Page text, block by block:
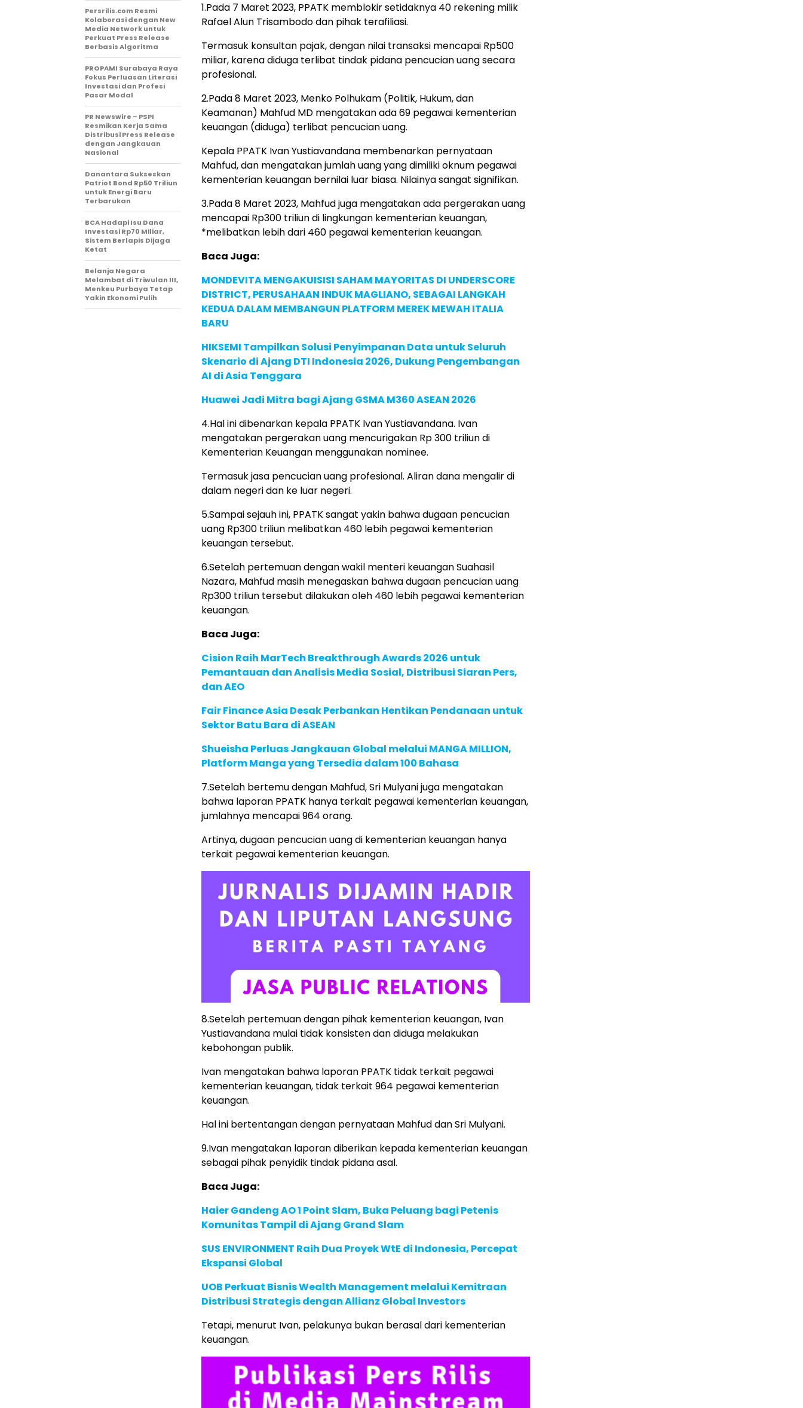
1.Pada 7 Maret 2023, PPATK memblokir setidaknya 40 rekening milik
Rafael Alun Trisambodo dan pihak terafiliasi.
Termasuk konsultan pajak, dengan nilai transaksi mencapai Rp500
miliar, karena diduga terlibat tindak pidana pencucian uang secara
profesional.
2.Pada 8 Maret 2023, Menko Polhukam (Politik, Hukum, dan
Keamanan) Mahfud MD mengatakan ada 69 pegawai kementerian
keuangan (diduga) terlibat pencucian uang.
Kepala PPATK Ivan Yustiavandana membenarkan pernyataan
Mahfud, dan mengatakan jumlah uang yang dimiliki oknum pegawai
kementerian keuangan bernilai luar biasa. Nilainya sangat signifikan.
3.Pada 8 Maret 2023, Mahfud juga mengatakan ada pergerakan uang
mencapai Rp300 triliun di lingkungan kementerian keuangan,
*melibatkan lebih dari 460 pegawai kementerian keuangan.
Baca Juga:
MONDEVITA MENGAKUISISI SAHAM MAYORITAS DI UNDERSCORE
DISTRICT, PERUSAHAAN INDUK MAGLIANO, SEBAGAI LANGKAH
KEDUA DALAM MEMBANGUN PLATFORM MEREK MEWAH ITALIA
BARU
HIKSEMI Tampilkan Solusi Penyimpanan Data untuk Seluruh
Skenario di Ajang DTI Indonesia 2026, Dukung Pengembangan
AI di Asia Tenggara
Huawei Jadi Mitra bagi Ajang GSMA M360 ASEAN 2026
4.Hal ini dibenarkan kepala PPATK Ivan Yustiavandana. Ivan
mengatakan pergerakan uang mencurigakan Rp 300 triliun di
Kementerian Keuangan menggunakan nominee.
Termasuk jasa pencucian uang profesional. Aliran dana mengalir di
dalam negeri dan ke luar negeri.
5.Sampai sejauh ini, PPATK sangat yakin bahwa dugaan pencucian
uang Rp300 triliun melibatkan 460 lebih pegawai kementerian
keuangan tersebut.
6.Setelah pertemuan dengan wakil menteri keuangan Suahasil
Nazara, Mahfud masih menegaskan bahwa dugaan pencucian uang
Rp300 triliun tersebut dilakukan oleh 460 lebih pegawai kementerian
keuangan.
Baca Juga:
Cision Raih MarTech Breakthrough Awards 2026 untuk
Pemantauan dan Analisis Media Sosial, Distribusi Siaran Pers,
dan AEO
Fair Finance Asia Desak Perbankan Hentikan Pendanaan untuk
Sektor Batu Bara di ASEAN
Shueisha Perluas Jangkauan Global melalui MANGA MILLION,
Platform Manga yang Tersedia dalam 100 Bahasa
7.Setelah bertemu dengan Mahfud, Sri Mulyani juga mengatakan
bahwa laporan PPATK hanya terkait pegawai kementerian keuangan,
jumlahnya mencapai 964 orang.
Artinya, dugaan pencucian uang di kementerian keuangan hanya
terkait pegawai kementerian keuangan.
8.Setelah pertemuan dengan pihak kementerian keuangan, Ivan
Yustiavandana mulai tidak konsisten dan diduga melakukan
kebohongan publik.
Ivan mengatakan bahwa laporan PPATK tidak terkait pegawai
kementerian keuangan, tidak terkait 964 pegawai kementerian
keuangan.
Hal ini bertentangan dengan pernyataan Mahfud dan Sri Mulyani.
9.Ivan mengatakan laporan diberikan kepada kementerian keuangan
sebagai pihak penyidik tindak pidana asal.
Baca Juga:
Haier Gandeng AO 1 Point Slam, Buka Peluang bagi Petenis
Komunitas Tampil di Ajang Grand Slam
SUS ENVIRONMENT Raih Dua Proyek WtE di Indonesia, Percepat
Ekspansi Global
UOB Perkuat Bisnis Wealth Management melalui Kemitraan
Distribusi Strategis dengan Allianz Global Investors
Tetapi, menurut Ivan, pelakunya bukan berasal dari kementerian
keuangan.
Persrilis.com Resmi
Kolaborasi dengan New
Media Network untuk
Perkuat Press Release
Berbasis Algoritma
PROPAMI Surabaya Raya
Fokus Perluasan Literasi
Investasi dan Profesi
Pasar Modal
PR Newswire – PSPI
Resmikan Kerja Sama
Distribusi Press Release
dengan Jangkauan
Nasional
Danantara Sukseskan
Patriot Bond Rp50 Triliun
untuk Energi Baru
Terbarukan
BCA Hadapi Isu Dana
Investasi Rp70 Miliar,
Sistem Berlapis Dijaga
Ketat
Belanja Negara
Melambat di Triwulan III,
Menkeu Purbaya Tetap
Yakin Ekonomi Pulih